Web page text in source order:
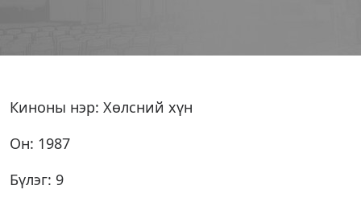
Киноны нэр: Хөлсний хүн
Он: 1987
Бүлэг: 9